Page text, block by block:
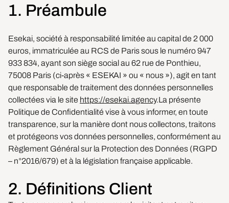
1. Préambule
Esekai, société à responsabilité limitée au capital de 2 000
euros, immatriculée au RCS de Paris sous le numéro 947
933 834, ayant son siège social au 62 rue de Ponthieu,
75008 Paris (ci-après « ESEKAI » ou « nous »), agit en tant
que responsable de traitement des données personnelles
collectées via le site https://esekai.agency.La présente
Politique de Confidentialité vise à vous informer, en toute
transparence, sur la manière dont nous collectons, traitons
et protégeons vos données personnelles, conformément au
Règlement Général sur la Protection des Données (RGPD
– n°2016/679) et à la législation française applicable.
2. Définitions Client